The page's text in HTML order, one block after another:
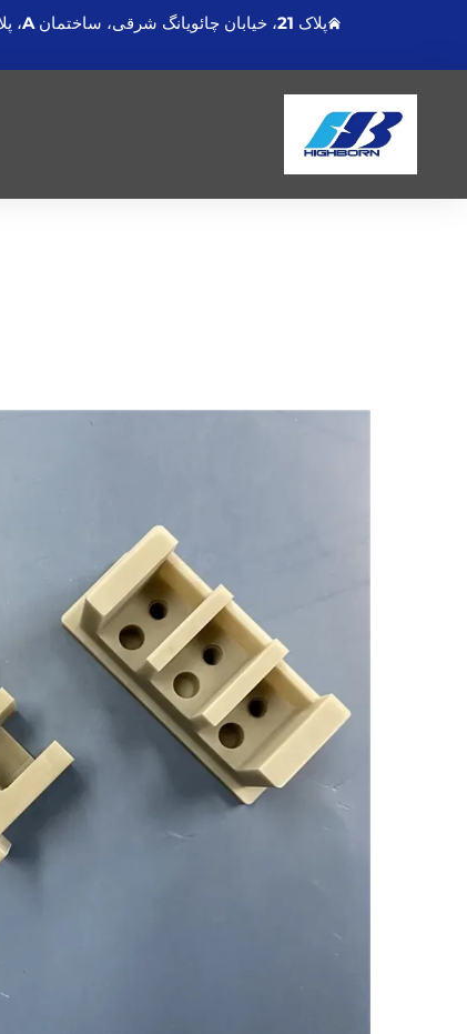
پلاک 21، خیابان چائویانگ شرقی، ساختمان A، پلازا دونگشنگمینگدو، لیانیونگانگ جیانگسو، چین